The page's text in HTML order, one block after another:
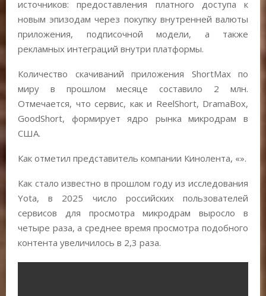
источников: предоставления платного доступа к
новым эпизодам через покупку внутренней валюты
приложения, подписочной модели, а также
рекламных интеграций внутри платформы.
Количество скачиваний приложения ShortMax по
миру в прошлом месяце составило 2 млн.
Отмечается, что сервис, как и ReelShort, DramaBox,
GoodShort, формирует ядро рынка микродрам в
США.
Как отметил представитель компании Кинолента, «».
Как стало известно в прошлом году из исследования
Yota, в 2025 число российских пользователей
сервисов для просмотра микродрам выросло в
четыре раза, а среднее время просмотра подобного
контента увеличилось в 2,3 раза.